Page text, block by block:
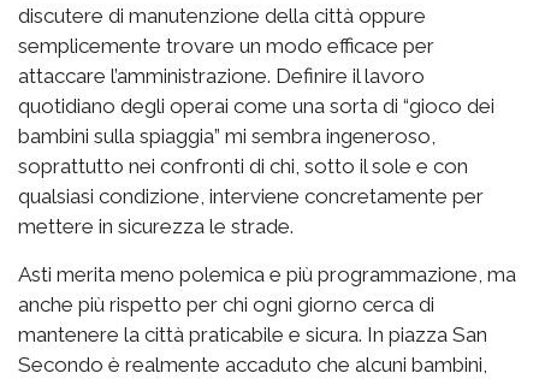
discutere di manutenzione della città oppure
semplicemente trovare un modo efficace per
attaccare l’amministrazione. Definire il lavoro
quotidiano degli operai come una sorta di “gioco dei
bambini sulla spiaggia” mi sembra ingeneroso,
soprattutto nei confronti di chi, sotto il sole e con
qualsiasi condizione, interviene concretamente per
mettere in sicurezza le strade.
Asti merita meno polemica e più programmazione, ma
anche più rispetto per chi ogni giorno cerca di
mantenere la città praticabile e sicura. In piazza San
Secondo è realmente accaduto che alcuni bambini,